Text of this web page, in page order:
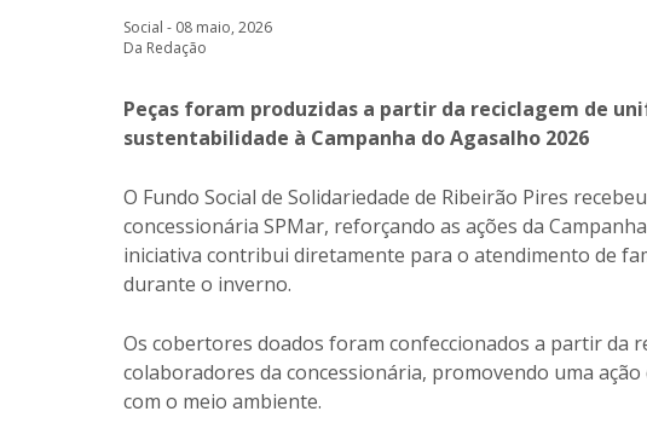
Social - 08 maio, 2026
Da Redação
Peças foram produzidas a partir da reciclagem de
sustentabilidade à Campanha do Agasalho 2026
O Fundo Social de Solidariedade de Ribeirão Pires
concessionária SPMar, reforçando as ações da
iniciativa contribui diretamente para o atendimento de
durante o inverno.
Os cobertores doados foram confeccionados a partir da
colaboradores da concessionária, promovendo uma
com o meio ambiente.